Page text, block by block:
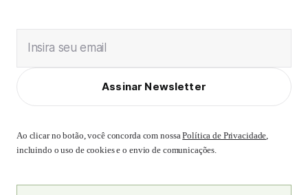
Insira seu email
Assinar Newsletter
Ao clicar no botão, você concorda com nossaPolítica de Privacidade,
incluindo o uso de cookies e o envio de comunicações.